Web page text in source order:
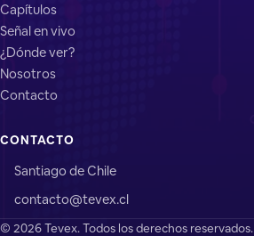
Capítulos
Señal en vivo
¿Dónde ver?
Nosotros
Contacto
CONTACTO
Santiago de Chile
contacto@tevex.cl
© 2026 Tevex. Todos los derechos reservados.